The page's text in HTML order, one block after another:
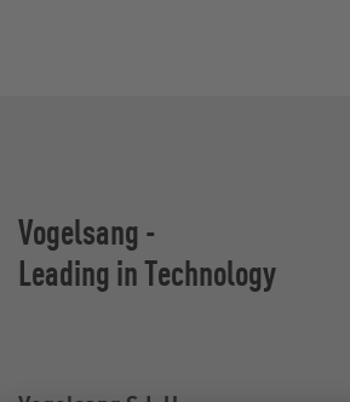
Vogelsang -
Leading in Technology